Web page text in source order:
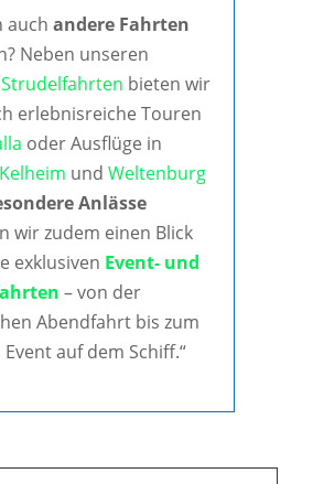
auch andere Fahrten
Neben unseren
bieten wir
erlebnisreiche Touren
oder Ausflüge in
Kelheim und Weltenburg
Anlässe
wir zudem einen Blick
exklusiven Event- und
– von der
Abendfahrt bis zum
auf dem Schiff.“